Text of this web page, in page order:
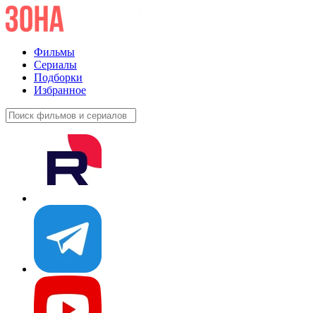
Фильмы
Сериалы
Подборки
Избранное